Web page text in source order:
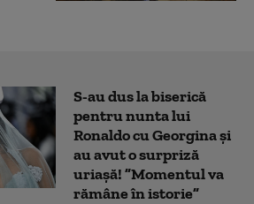
S-au dus la biserică
pentru nunta lui
Ronaldo cu Georgina și
au avut o surpriză
uriașă! ”Momentul va
rămâne în istorie”